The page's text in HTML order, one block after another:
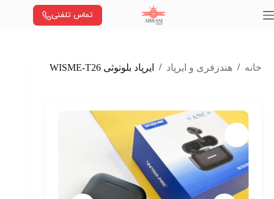
به
تماس تلفنی
خانه / هندزفری و ایرپاد / ایرپاد بلوتوثی WISME-T26